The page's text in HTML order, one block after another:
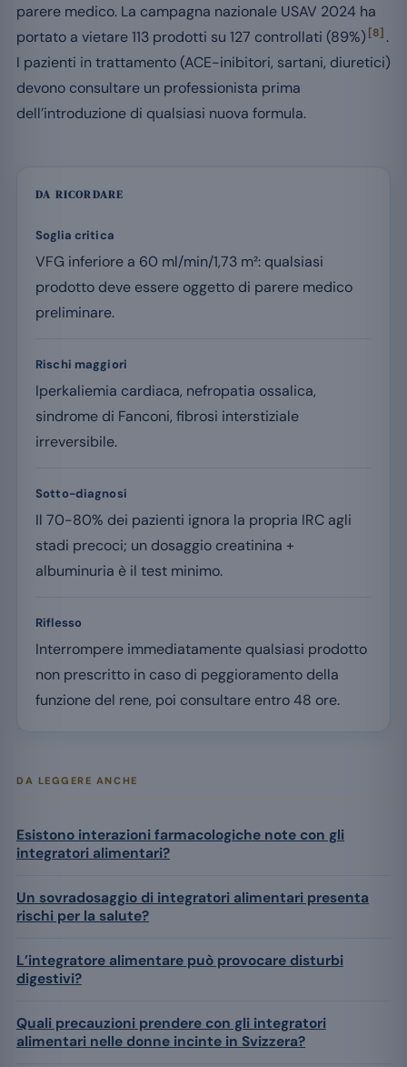
parere medico. La campagna nazionale USAV 2024 ha
portato a vietare 113 prodotti su 127 controllati (89%) [8] .
I pazienti in trattamento (ACE-inibitori, sartani, diuretici)
devono consultare un professionista prima
dell’introduzione di qualsiasi nuova formula.
DA RICORDARE
Soglia critica
VFG inferiore a 60 ml/min/1,73 m²: qualsiasi
prodotto deve essere oggetto di parere medico
preliminare.
Rischi maggiori
Iperkaliemia cardiaca, nefropatia ossalica,
sindrome di Fanconi, fibrosi interstiziale
irreversibile.
Sotto-diagnosi
Il 70-80% dei pazienti ignora la propria IRC agli
stadi precoci; un dosaggio creatinina +
albuminuria è il test minimo.
Riflesso
Interrompere immediatamente qualsiasi prodotto
non prescritto in caso di peggioramento della
funzione del rene, poi consultare entro 48 ore.
DA LEGGERE ANCHE
Esistono interazioni farmacologiche note con gli
integratori alimentari?
Un sovradosaggio di integratori alimentari presenta
rischi per la salute?
L’integratore alimentare può provocare disturbi
digestivi?
Quali precauzioni prendere con gli integratori
alimentari nelle donne incinte in Svizzera?